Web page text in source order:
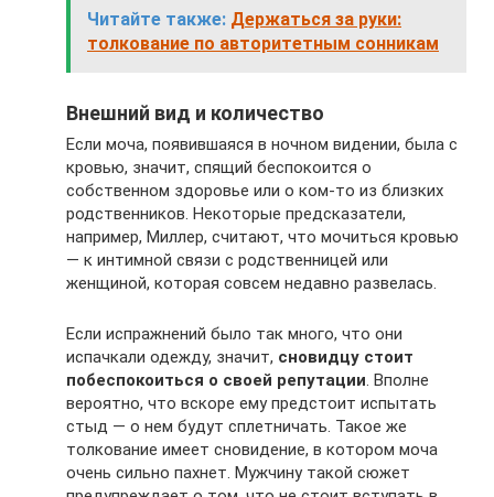
Читайте также: Держаться за руки:
толкование по авторитетным сонникам
Внешний вид и количество
Если моча, появившаяся в ночном видении, была с
кровью, значит, спящий беспокоится о
собственном здоровье или о ком-то из близких
родственников. Некоторые предсказатели,
например, Миллер, считают, что мочиться кровью
— к интимной связи с родственницей или
женщиной, которая совсем недавно развелась.
Если испражнений было так много, что они
испачкали одежду, значит, сновидцу стоит
побеспокоиться о своей репутации. Вполне
вероятно, что вскоре ему предстоит испытать
стыд — о нем будут сплетничать. Такое же
толкование имеет сновидение, в котором моча
очень сильно пахнет. Мужчину такой сюжет